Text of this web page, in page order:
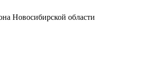
Новосибирской области